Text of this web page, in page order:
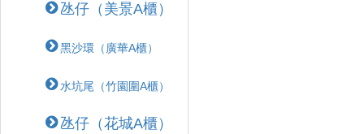
氹仔（美景A櫃）
黑沙環（廣華A櫃）
水坑尾（竹園圍A櫃）
氹仔（花城A櫃）